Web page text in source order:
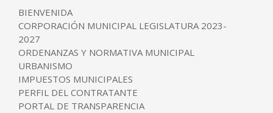
BIENVENIDA
CORPORACIÓN MUNICIPAL LEGISLATURA 2023-
2027
ORDENANZAS Y NORMATIVA MUNICIPAL
URBANISMO
IMPUESTOS MUNICIPALES
PERFIL DEL CONTRATANTE
PORTAL DE TRANSPARENCIA